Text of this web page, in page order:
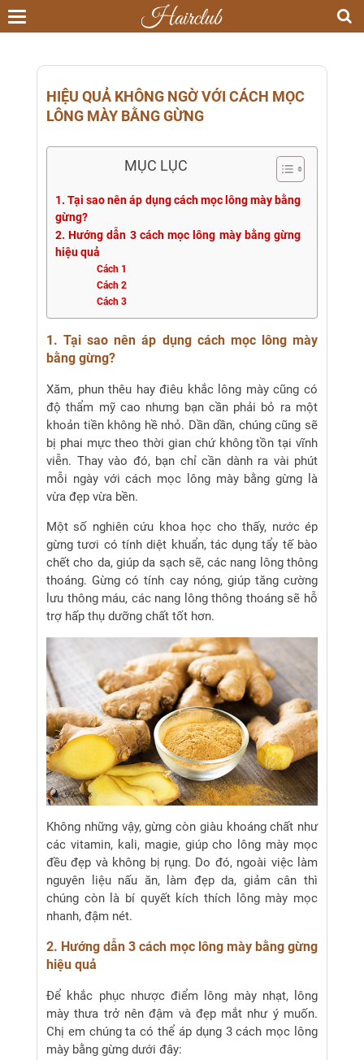
Toggle
navigation
HIỆU QUẢ KHÔNG NGỜ VỚI CÁCH MỌC
LÔNG MÀY BẰNG GỪNG
MỤC LỤC
1. Tại sao nên áp dụng cách mọc lông mày bằng
gừng?
2. Hướng dẫn 3 cách mọc lông mày bằng gừng
hiệu quả
Cách 1
Cách 2
Cách 3
1. Tại sao nên áp dụng cách mọc lông mày
bằng gừng?
Xăm, phun thêu hay điêu khắc lông mày cũng có
độ thẩm mỹ cao nhưng bạn cần phải bỏ ra một
khoản tiền không hề nhỏ. Dần dần, chúng cũng sẽ
bị phai mực theo thời gian chứ không tồn tại vĩnh
viễn. Thay vào đó, bạn chỉ cần dành ra vài phút
mỗi ngày với cách mọc lông mày bằng gừng là
vừa đẹp vừa bền.
Một số nghiên cứu khoa học cho thấy, nước ép
gừng tươi có tính diệt khuẩn, tác dụng tẩy tế bào
chết cho da, giúp da sạch sẽ, các nang lông thông
thoáng. Gừng có tính cay nóng, giúp tăng cường
lưu thông máu, các nang lông thông thoáng sẽ hỗ
trợ hấp thụ dưỡng chất tốt hơn.
Không những vậy, gừng còn giàu khoáng chất như
các vitamin, kali, magie, giúp cho lông mày mọc
đều đẹp và không bị rụng. Do đó, ngoài việc làm
nguyên liệu nấu ăn, làm đẹp da, giảm cân thì
chúng còn là bí quyết kích thích lông mày mọc
nhanh, đậm nét.
2. Hướng dẫn 3 cách mọc lông mày bằng gừng
hiệu quả
Để khắc phục nhược điểm lông mày nhạt, lông
mày thưa trở nên đậm và đẹp mắt như ý muốn.
Chị em chúng ta có thể áp dụng 3 cách mọc lông
mày bằng gừng dưới đây: